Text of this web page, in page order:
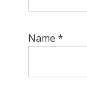
Name*